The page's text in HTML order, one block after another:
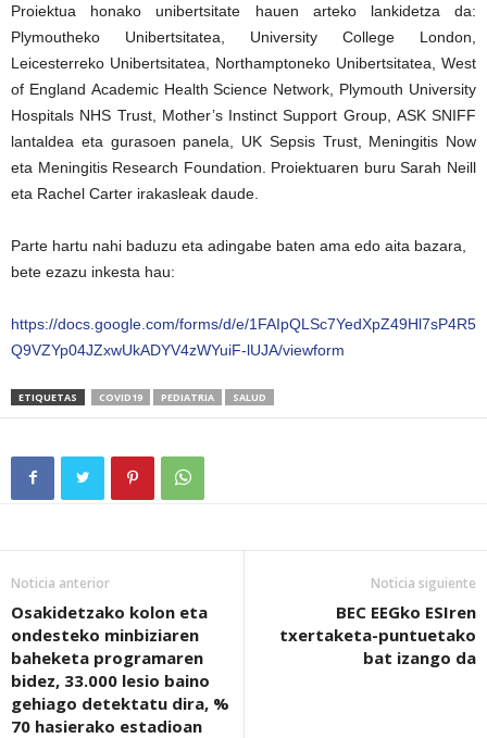
Proiektua honako unibertsitate hauen arteko lankidetza da:
Plymoutheko Unibertsitatea, University College London,
Leicesterreko Unibertsitatea, Northamptoneko Unibertsitatea, West
of England Academic Health Science Network, Plymouth University
Hospitals NHS Trust, Mother’s Instinct Support Group, ASK SNIFF
lantaldea eta gurasoen panela, UK Sepsis Trust, Meningitis Now
eta Meningitis Research Foundation. Proiektuaren buru Sarah Neill
eta Rachel Carter irakasleak daude.
Parte hartu nahi baduzu eta adingabe baten ama edo aita bazara,
bete ezazu inkesta hau:
https://docs.google.com/forms/d/e/1FAIpQLSc7YedXpZ49Hl7sP4R5
Q9VZYp04JZxwUkADYV4zWYuiF-lUJA/viewform
ETIQUETAS COVID19 PEDIATRIA SALUD
Noticia anterior
Osakidetzako kolon eta
ondesteko minbiziaren
baheketa programaren
bidez, 33.000 lesio baino
gehiago detektatu dira, %
70 hasierako estadioan
Noticia siguiente
BEC EEGko ESIren
txertaketa-puntuetako
bat izango da